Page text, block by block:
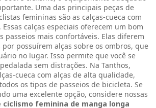
Uma das principais peças de
femininas são as calças-cueca com
calças especiais oferecem um bom
passeios mais confortáveis. Elas diferem
por possuírem alças sobre os ombros, que
no lugar. Isso permite que você se
sem distrações. Na Tanthos,
cueca com alças de alta qualidade,
os tipos de passeios de bicicleta. Se
uma excelente opção, considere nossas
ciclismo feminina de manga longa